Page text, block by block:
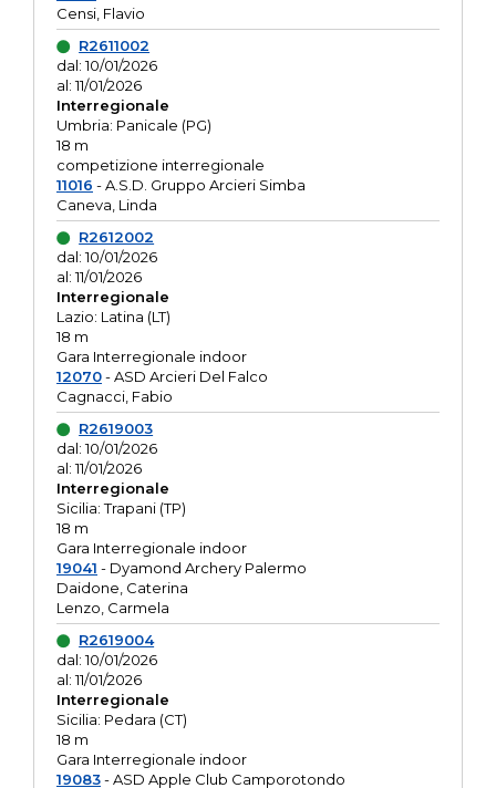
Censi, Flavio
R2611002
dal: 10/01/2026
al: 11/01/2026
Interregionale
Umbria: Panicale (PG)
18 m
competizione interregionale
11016 - A.S.D. Gruppo Arcieri Simba
Caneva, Linda
R2612002
dal: 10/01/2026
al: 11/01/2026
Interregionale
Lazio: Latina (LT)
18 m
Gara Interregionale indoor
12070- ASD Arcieri Del Falco
Cagnacci, Fabio
R2619003
dal: 10/01/2026
al: 11/01/2026
Interregionale
Sicilia: Trapani (TP)
18 m
Gara Interregionale indoor
19041 - Dyamond Archery Palermo
Daidone, Caterina
Lenzo, Carmela
R2619004
dal: 10/01/2026
al: 11/01/2026
Interregionale
Sicilia: Pedara (CT)
18 m
Gara Interregionale indoor
19083- ASD Apple Club Camporotondo